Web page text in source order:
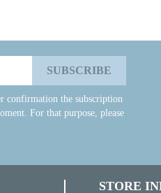
confirmation the subscription
For that purpose, please
STORE